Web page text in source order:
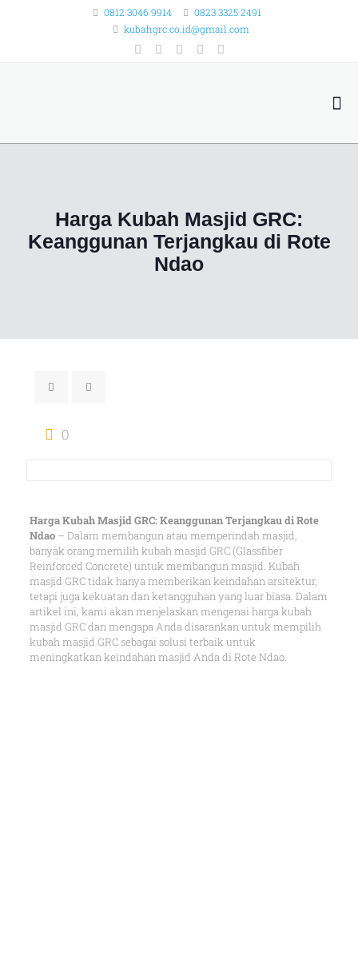
0812 3046 9914
0823 3325 2491
kubahgrc.co.id@gmail.com
Harga Kubah Masjid GRC:
Keanggunan Terjangkau di Rote
Ndao
0
Harga Kubah Masjid GRC: Keanggunan Terjangkau di Rote
Ndao– Dalam membangun atau memperindah masjid,
banyak orang memilih kubah masjid GRC (Glassfiber
Reinforced Concrete) untuk membangun masjid. Kubah
masjid GRC tidak hanya memberikan keindahan arsitektur,
tetapi juga kekuatan dan ketangguhan yang luar biasa. Dalam
artikel ini, kami akan menjelaskan mengenai harga kubah
masjid GRC dan mengapa Anda disarankan untuk mempilih
kubah masjid GRC sebagai solusi terbaik untuk
meningkatkan keindahan masjid Anda di Rote Ndao.